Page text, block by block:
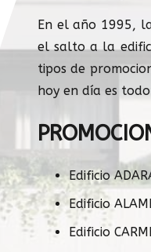
En el año 1995,
el salto a la
tipos de
hoy en día es
Edificio
Edificio
Edificio